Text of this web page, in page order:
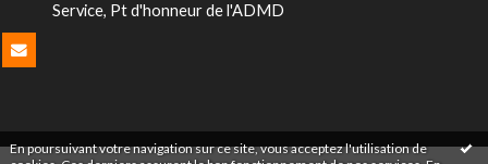
En poursuivant votre navigation sur ce site, vous acceptez l'utilisation de
Service, Pt d'honneur de l'ADMD